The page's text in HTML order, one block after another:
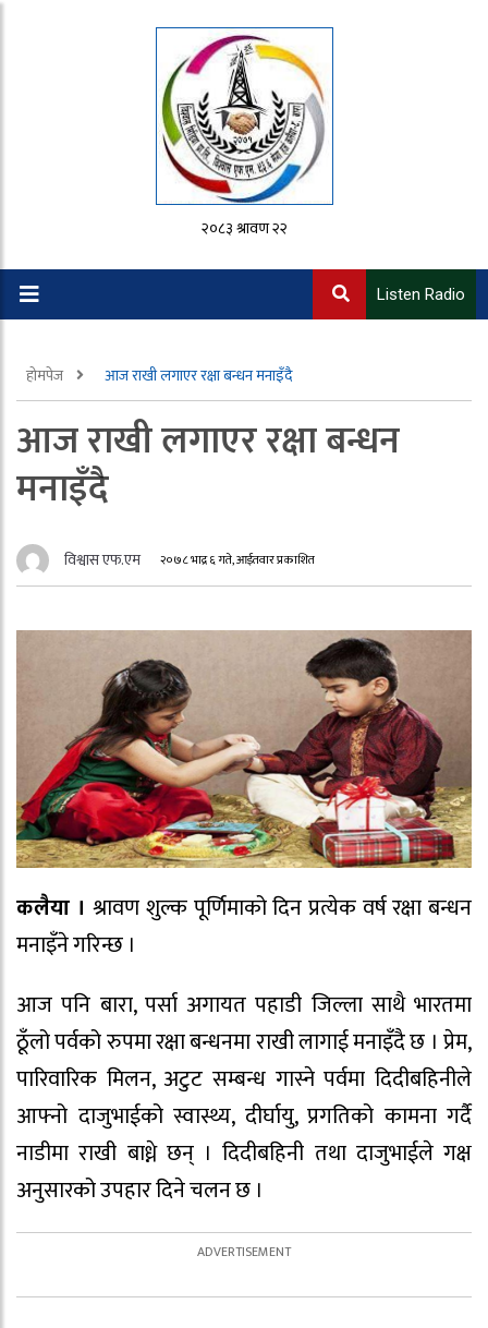
२०८३ श्रावण २२
Listen Radio
होमपेज आज राखी लगाएर रक्षा बन्धन मनाइँदै
आज राखी लगाएर रक्षा बन्धन
मनाइँदै
विश्वास एफ.एम २०७८ भाद्र ६ गते, आईतवार प्रकाशित
कलैया ।श्रावण शुल्क पूर्णिमाको दिन प्रत्येक वर्ष रक्षा बन्धन
मनाइँने गरिन्छ ।
आज पनि बारा, पर्सा अगायत पहाडी जिल्ला साथै भारतमा
ठूँलो पर्वको रुपमा रक्षा बन्धनमा राखी लागाई मनाइँदै छ । प्रेम,
पारिवारिक मिलन, अटुट सम्बन्ध गास्ने पर्वमा दिदीबहिनीले
आफ्नो दाजुभाईको स्वास्थ्य, दीर्घायु, प्रगतिको कामना गर्दै
नाडीमा राखी बाध्ने छन् । दिदीबहिनी तथा दाजुभाईले गक्ष
अनुसारको उपहार दिने चलन छ ।